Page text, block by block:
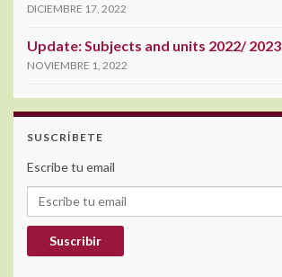
DICIEMBRE 17, 2022
Update: Subjects and units 2022/ 2023
NOVIEMBRE 1, 2022
SUSCRÍBETE
Escribe tu email
Escribe tu email
Suscribir